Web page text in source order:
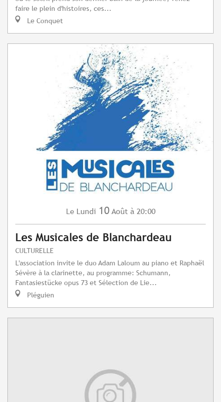
faire le plein d'histoires, ces...
Le Conquet
Le Lundi 10 Août à 20:00
Les Musicales de Blanchardeau
CULTURELLE
L'association invite le duo Adam Laloum au piano et Raphaël
Sévère à la clarinette, au programme: Schumann,
Fantasiestücke opus 73 et Sélection de Lie...
Pléguien